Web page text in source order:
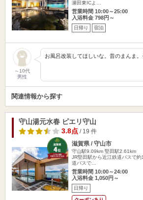
瀬田東ICよ…
営業時間 10:00～25:00
入浴料金 798円～
日帰り 宿泊
～10代
男性
お風呂改装してほしいな。昔のまんま
関連情報から探す
守山湯元水春 ピエリ守山
3.8点/ 19 件
滋賀県 / 守山市
守山駅9.09km 堅田駅2.61km
JR堅田駅から近江鉄道バスで
道バスで…
営業時間 10:00～24:00
入浴料金 1,050円～
日帰り